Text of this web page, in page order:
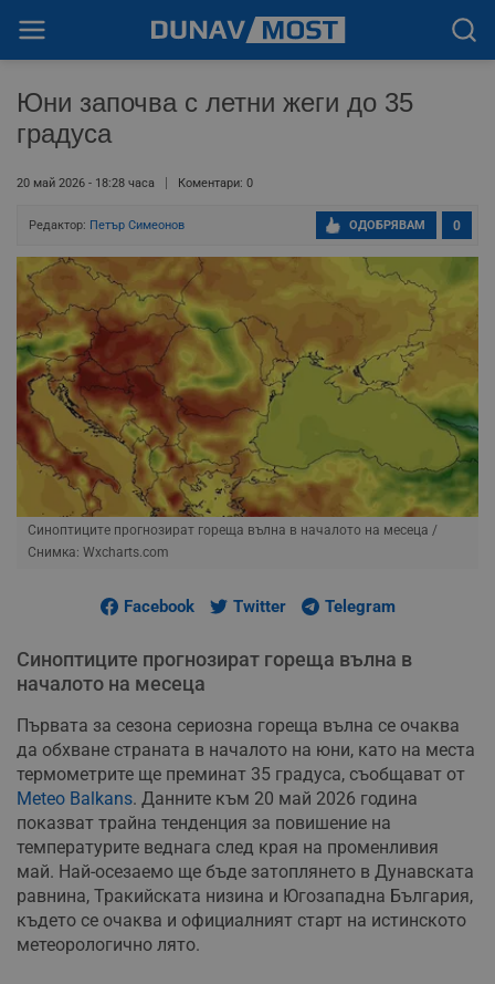
Юни започва с летни жеги до 35
градуса
20 май 2026 - 18:28 часа Коментари: 0
Редактор: Петър Симеонов 0
ОДОБРЯВАМ
Синоптиците прогнозират гореща вълна в началото на месеца /
Снимка: Wxcharts.com
Facebook Twitter Telegram
Синоптиците прогнозират гореща вълна в
началото на месеца
Първата за сезона сериозна гореща вълна се очаква
да обхване страната в началото на юни, като на места
термометрите ще преминат 35 градуса, съобщават от
Meteo Balkans. Данните към 20 май 2026 година
показват трайна тенденция за повишение на
температурите веднага след края на променливия
май. Най-осезаемо ще бъде затоплянето в Дунавската
равнина, Тракийската низина и Югозападна България,
където се очаква и официалният старт на истинското
метеорологично лято.